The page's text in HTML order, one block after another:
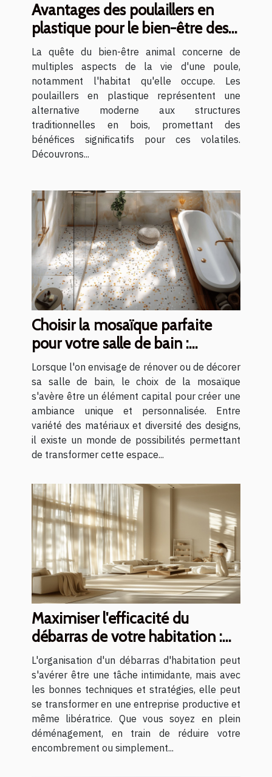
Avantages des poulaillers en
plastique pour le bien-être des
poules
La quête du bien-être animal concerne de
multiples aspects de la vie d'une poule,
notamment l'habitat qu'elle occupe. Les
poulaillers en plastique représentent une
alternative moderne aux structures
traditionnelles en bois, promettant des
bénéfices significatifs pour ces volatiles.
Découvrons...
Choisir la mosaïque parfaite
pour votre salle de bain :
matériaux et designs
Lorsque l'on envisage de rénover ou de décorer
sa salle de bain, le choix de la mosaïque
s'avère être un élément capital pour créer une
ambiance unique et personnalisée. Entre
variété des matériaux et diversité des designs,
il existe un monde de possibilités permettant
de transformer cette espace...
Maximiser l'efficacité du
débarras de votre habitation :
conseils et stratégies
L'organisation d'un débarras d'habitation peut
s'avérer être une tâche intimidante, mais avec
les bonnes techniques et stratégies, elle peut
se transformer en une entreprise productive et
même libératrice. Que vous soyez en plein
déménagement, en train de réduire votre
encombrement ou simplement...